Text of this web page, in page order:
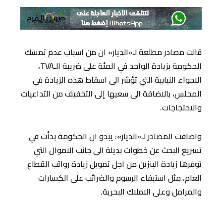
قالت مصادر مطلعة لـ«الديار» ان من اسباب عدم تمسك
الحكومة بزيادة الواحد في المئة على ضريبة الـTVA،
الاجواء النيابية التي تؤشر الى اسقاط هذه الزيادة في
المجلس، بالاضافة الى سعيها إلى التخفيف من التداعيات
والاحتجاجات.
واضافت المصادر لـ«الديار»: يبدو ان الحكومة بدأت في
تسريع البحث عن خطوات بديلة الى جانب الاموال التي
توفرها زيادة البنزين من اجل تمويل زيادة رواتب القطاع
العام، مثل استيفاء الرسوم والضرائب على الكسارات
والمرامل وعلى الاملاك البحرية.